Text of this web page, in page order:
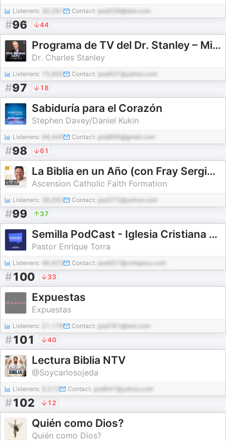
Listeners: Contact: pod339@test.com
#96 44
Programa de TV del Dr. Stanley – Ministerios En Contacto
Dr. Charles Stanley
Listeners: Contact: pod437@yahoo.com
#97 18
Sabiduría para el Corazón
Stephen Davey/Daniel Kukin
Listeners: 94,445 Contact: pod896@gmail.com
#98 61
La Biblia en un Año (con Fray Sergio Serrano, OP)
Ascension Catholic Faith Formation
Listeners: Contact: pod372@yahoo.com
#99 37
Semilla PodCast - Iglesia Cristiana PAI
Pastor Enrique Torra
Listeners: 46,423 Contact: pod457@company.com
#100 33
Expuestas
Expuestas
Listeners: Contact: pod781@test.com
#101 40
Lectura Biblia NTV
@Soycarlosojeda
Listeners: Contact: pod647@yahoo.com
#102 12
Quién como Dios?
Quién como Dios?